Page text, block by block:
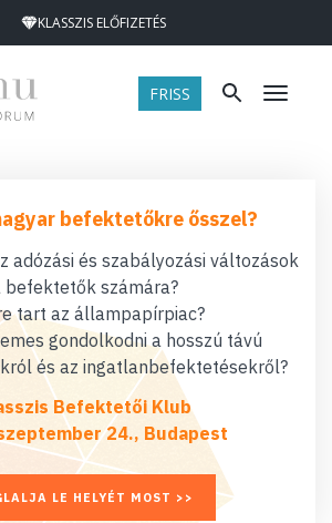
KLASSZIS ELŐFIZETÉS
FRISS Menü
befektetőkre ősszel?
adózási és szabályozási változások
befektetők számára?
tart az állampapírpiac?
gondolkodni a hosszú távú
és az ingatlanbefektetésekről?
Befektetői Klub
24., Budapest
LE HELYÉT MOST >>